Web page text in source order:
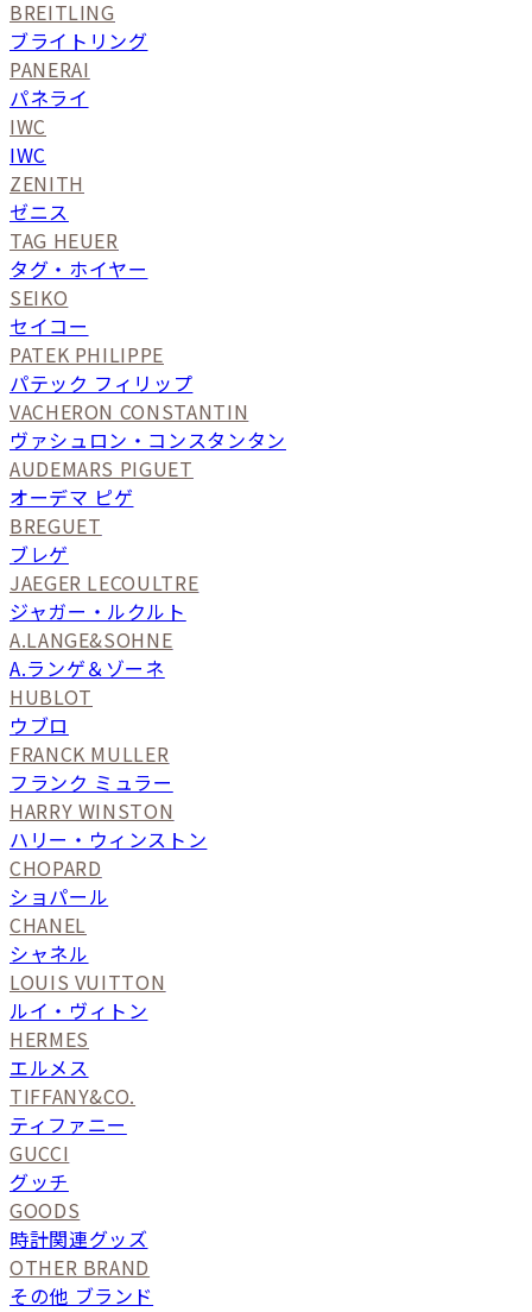
BREITLING
ブライトリング
PANERAI
パネライ
IWC
IWC
ZENITH
ゼニス
TAG HEUER
タグ・ホイヤー
SEIKO
セイコー
PATEK PHILIPPE
パテック フィリップ
VACHERON CONSTANTIN
ヴァシュロン・コンスタンタン
AUDEMARS PIGUET
オーデマ ピゲ
BREGUET
ブレゲ
JAEGER LECOULTRE
ジャガー・ルクルト
A.LANGE&SOHNE
A.ランゲ＆ゾーネ
HUBLOT
ウブロ
FRANCK MULLER
フランク ミュラー
HARRY WINSTON
ハリー・ウィンストン
CHOPARD
ショパール
CHANEL
シャネル
LOUIS VUITTON
ルイ・ヴィトン
HERMES
エルメス
TIFFANY&CO.
ティファニー
GUCCI
グッチ
GOODS
時計関連グッズ
OTHER BRAND
その他 ブランド